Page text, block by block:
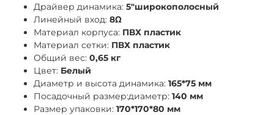
Драйвер динамика: 5"широкополосный
Линейный вход: 8Ω
Материал корпуса: ПВХ пластик
Материал сетки: ПВХ пластик
Общий вес: 0,65 кг
Цвет: Белый
Диаметр и высота динамика: 165*75 мм
Посадочный размер:диаметр: 140 мм
Размер упаковки: 170*170*80 мм